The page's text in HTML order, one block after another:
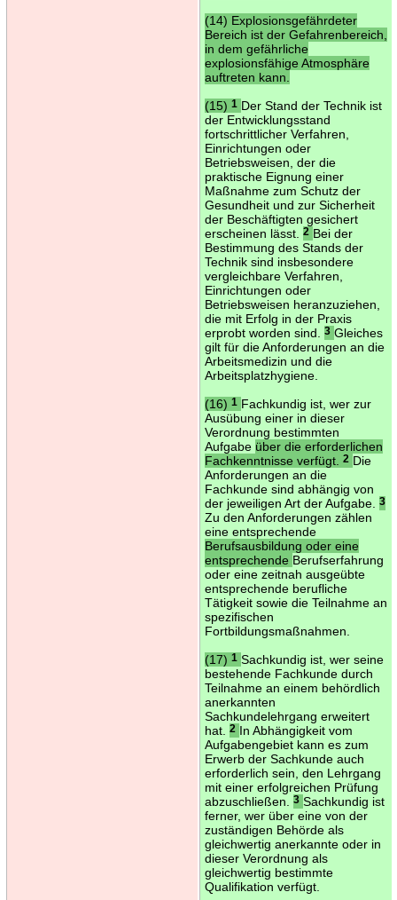
(14) Explosionsgefährdeter
Bereich ist der Gefahrenbereich,
in dem gefährliche
explosionsfähige Atmosphäre
auftreten kann.
(15) 1 Der Stand der Technik ist
der Entwicklungsstand
fortschrittlicher Verfahren,
Einrichtungen oder
Betriebsweisen, der die
praktische Eignung einer
Maßnahme zum Schutz der
Gesundheit und zur Sicherheit
der Beschäftigten gesichert
erscheinen lässt.
2 Bei der
Bestimmung des Stands der
Technik sind insbesondere
vergleichbare Verfahren,
Einrichtungen oder
Betriebsweisen heranzuziehen,
die mit Erfolg in der Praxis
erprobt worden sind.
3 Gleiches
gilt für die Anforderungen an die
Arbeitsmedizin und die
Arbeitsplatzhygiene.
(16) 1 Fachkundig ist, wer zur
Ausübung einer in dieser
Verordnung bestimmten
Aufgabe über die erforderlichen
Fachkenntnisse verfügt.
2 Die
Anforderungen an die
Fachkunde sind abhängig von
der jeweiligen Art der Aufgabe.
3
Zu den Anforderungen zählen
eine entsprechende
Berufsausbildung oder eine
entsprechende Berufserfahrung
oder eine zeitnah ausgeübte
entsprechende berufliche
Tätigkeit sowie die Teilnahme an
spezifischen
Fortbildungsmaßnahmen.
(17) 1 Sachkundig ist, wer seine
bestehende Fachkunde durch
Teilnahme an einem behördlich
anerkannten
Sachkundelehrgang erweitert
hat.
2 In Abhängigkeit vom
Aufgabengebiet kann es zum
Erwerb der Sachkunde auch
erforderlich sein, den Lehrgang
mit einer erfolgreichen Prüfung
abzuschließen.
3 Sachkundig ist
ferner, wer über eine von der
zuständigen Behörde als
gleichwertig anerkannte oder in
dieser Verordnung als
gleichwertig bestimmte
Qualifikation verfügt.